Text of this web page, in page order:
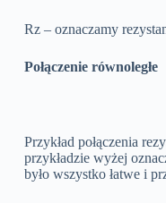
Rz – oznaczamy
Połączenie równoległe
Przykład połączenia
przykładzie wyżej
było wszystko łatwe i